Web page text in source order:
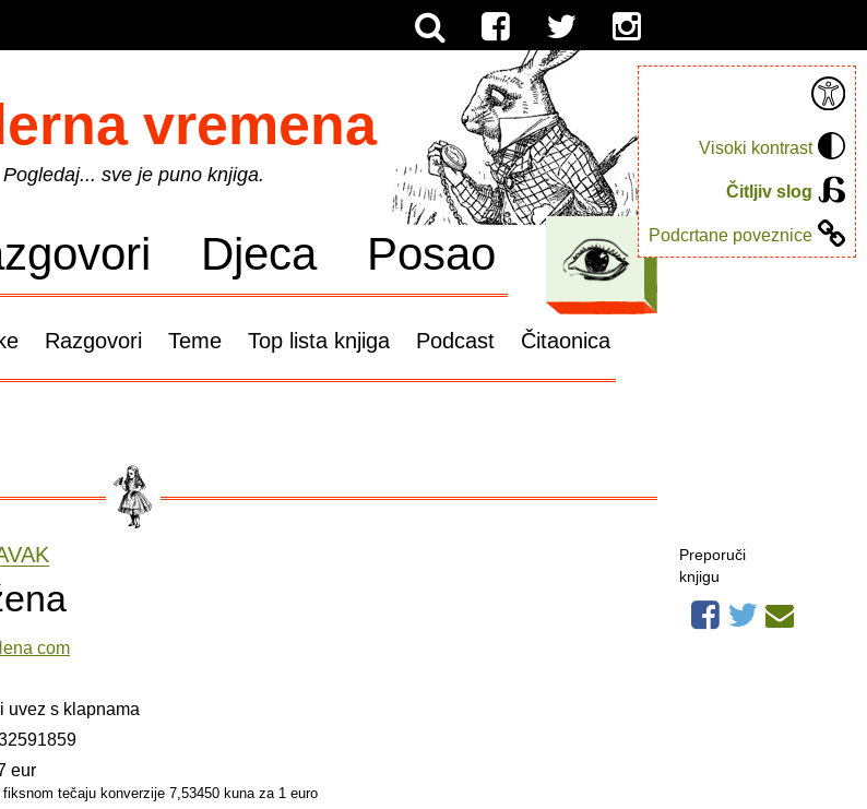
Visoki kontrast
Čitljiv slog
Podcrtane poveznice
vremena
Pogledaj... sve je puno knjiga.
Djeca Posao
Razgovori Teme Top lista knjiga Podcast Čitaonica
com
uvez s klapnama
eur
fiksnom tečaju konverzije 7,53450 kuna za 1 euro
Preporuči
knjigu